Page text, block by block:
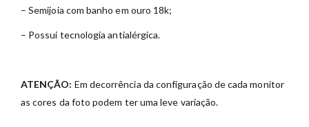
– Semijoia com banho em ouro 18k;
– Possui tecnologia antialérgica.
ATENÇÃO: Em decorrência da configuração de cada monitor
as cores da foto podem ter uma leve variação.